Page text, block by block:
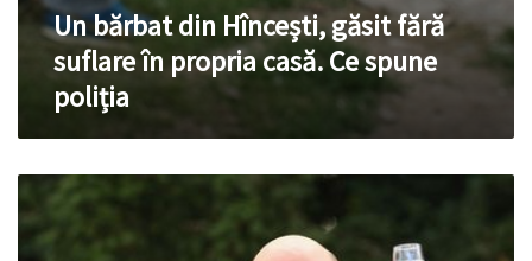
Un bărbat din Hîncești, găsit fără
suflare în propria casă. Ce spune
poliția
Veste
bună!
Transportul